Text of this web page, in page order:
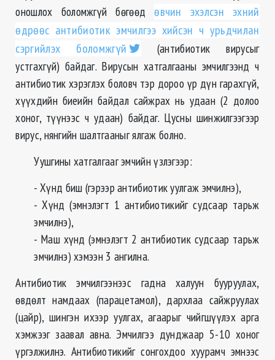
оношлох боломжгүй бөгөөдөвчин эхэлсэн эхний
өдрөөс антибиотик эмчилгээ хийсэн ч урьдчилан
сэргийлэх боломжгүй
(антибиотик вирусыг
устгахгүй) байдаг. Вирусын хатгалгааны эмчилгээнд ч
антибиотик хэрэглэх боловч тэр дороо үр дүн гарахгүй,
хүүхдийн биеийн байдал сайжрах нь удаан (2 долоо
хоног, түүнээс ч удаан) байдаг. Цусны шинжилгээгээр
вирус, нянгийн шалтгааныг ялгаж болно.
Уушгины хатгалгааг эмчийн үзлэгээр:
- Хүнд биш (гэрээр антибиотик уулгаж эмчилнэ),
- Хүнд (эмнэлэгт 1 антибиотикийг судсаар тарьж
эмчилнэ),
- Маш хүнд (эмнэлэгт 2 антибиотик судсаар тарьж
эмчилнэ) хэмээн 3 ангилна.
Антибиотик эмчилгээнээс гадна халуун бууруулах,
өвдөлт намдаах (парацетамол), дархлаа сайжруулах
(цайр), шингэн ихээр уулгах, агаарыг чийгшүүлэх арга
хэмжээг заавал авна. Эмчилгээ дунджаар 5-10 хоног
үргэлжилнэ. Антибиотикийг сонгохдоо хуурамч эмнээс